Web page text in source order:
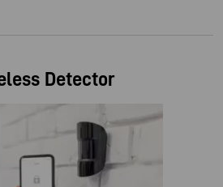
Detector